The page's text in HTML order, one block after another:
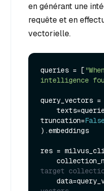
en générant une
requête et en
vectorielle.
queries = [
intelligence
query_vectors =
truncation=
).embeddings
res =
target